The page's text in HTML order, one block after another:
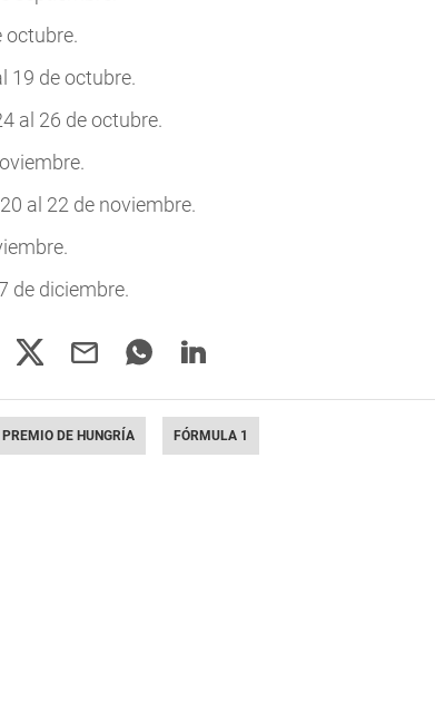
octubre.
19 de octubre.
al 26 de octubre.
al 22 de noviembre.
de diciembre.
DE HUNGRÍA FÓRMULA 1